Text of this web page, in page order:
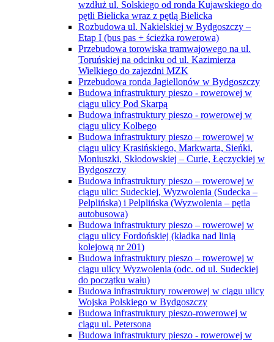
wzdłuż ul. Solskiego od ronda Kujawskiego do
pętli Bielicka wraz z pętlą Bielicka
Rozbudowa ul. Nakielskiej w Bydgoszczy –
Etap I (bus pas + ścieżka rowerowa)
Przebudowa torowiska tramwajowego na ul.
Toruńskiej na odcinku od ul. Kazimierza
Wielkiego do zajezdni MZK
Przebudowa ronda Jagiellonów w Bydgoszczy
Budowa infrastruktury pieszo - rowerowej w
ciągu ulicy Pod Skarpą
Budowa infrastruktury pieszo - rowerowej w
ciągu ulicy Kolbego
Budowa infrastruktury pieszo – rowerowej w
ciągu ulicy Krasińskiego, Markwarta, Sieńki,
Moniuszki, Skłodowskiej – Curie, Łęczyckiej w
Bydgoszczy
Budowa infrastruktury pieszo – rowerowej w
ciągu ulic: Sudeckiej, Wyzwolenia (Sudecka –
Pelplińska) i Pelplińska (Wyzwolenia – pętla
autobusowa)
Budowa infrastruktury pieszo – rowerowej w
ciągu ulicy Fordońskiej (kładka nad linią
kolejową nr 201)
Budowa infrastruktury pieszo – rowerowej w
ciągu ulicy Wyzwolenia (odc. od ul. Sudeckiej
do początku wału)
Budowa infrastruktury rowerowej w ciągu ulicy
Wojska Polskiego w Bydgoszczy
Budowa infrastruktury pieszo-rowerowej w
ciągu ul. Petersona
Budowa infrastruktury pieszo - rowerowej w